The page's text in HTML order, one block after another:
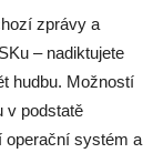
zprávy a
– nadiktujete
hudbu. Možností
v podstatě
operační systém a